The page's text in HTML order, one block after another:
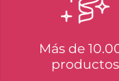
Más de
productos